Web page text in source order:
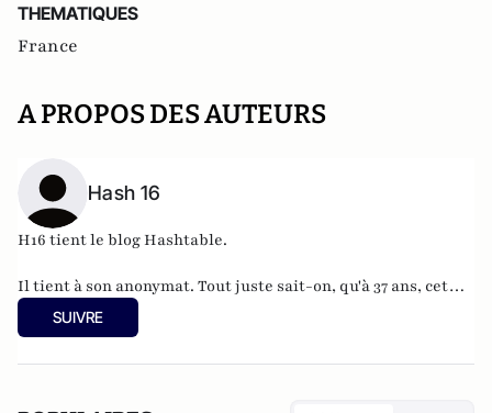
THEMATIQUES
France
A PROPOS DES AUTEURS
Hash 16
H16 tient le blogHashtable.
Il tient à son anonymat. Tout juste sait-on, qu'à 37 ans, cet
informaticien à l'humour acerbe habite en Belgique et
travaille pour"une grosse boutique qui produit, gère et
SUIVRE